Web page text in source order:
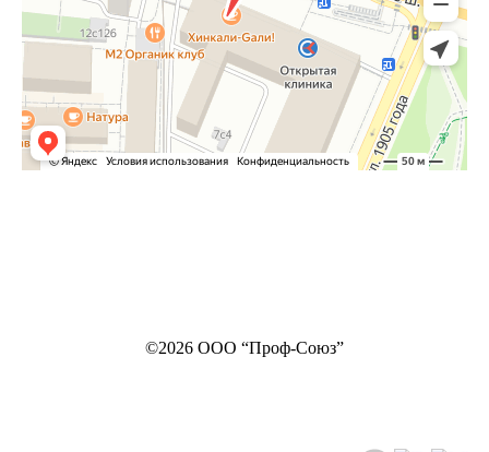
©2026 ООО “Проф-Союз”